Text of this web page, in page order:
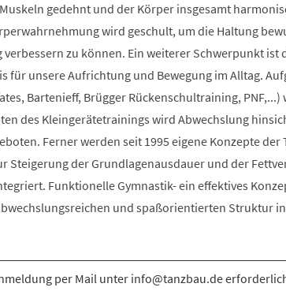
gedehnt und der Körper insgesamt
wird geschult, um die Haltung
zu können. Ein weiterer Schwerpunkt ist
für unsere Aufrichtung und Bewegung im Alltag.
Bartenieff, Brügger Rückenschultraining,
des Kleingerätetrainings wird Abwechslung
Ferner werden seit 1995 eigene Konzepte der
Steigerung der Grundlagenausdauer und der
Funktionelle Gymnastik- ein effektives
und spaßorientierten Struktur
per Mail unter info@tanzbau.de